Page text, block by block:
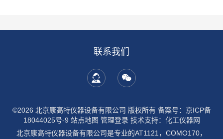
联系我们
©2026 北京康高特仪器设备有限公司 版权所有 备案号：京ICP备
18044025号-9 站点地图 管理登录技术支持： 化工仪器网
北京康高特仪器设备有限公司是专业的AT1121，COMO170，